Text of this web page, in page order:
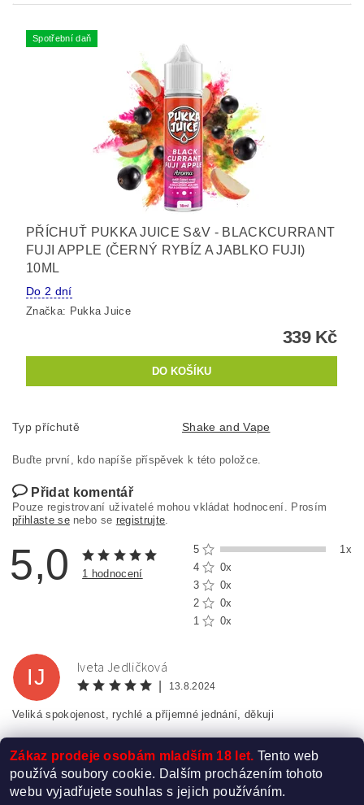
Spotřební daň
PŘÍCHUŤ PUKKA JUICE S&V - BLACKCURRANT
FUJI APPLE (ČERNÝ RYBÍZ A JABLKO FUJI)
10ML
Do 2 dní
Značka: Pukka Juice
339 Kč
Typ příchutě Shake and Vape
Buďte první, kdo napíše příspěvek k této položce.
Přidat komentář
Pouze registrovaní uživatelé mohou vkládat hodnocení. Prosím
přihlaste senebo se registrujte
5,0 1 hodnocení
5
1x
4
0x
3
0x
2
0x
1
0x
IJ Iveta Jedličková
13.8.2024
Veliká spokojenost, rychlé a příjemné jednání, děkuji
Zákaz prodeje osobám mladším 18 let. Tento web
používá soubory cookie. Dalším procházením tohoto
webu vyjadřujete souhlas s jejich používáním.